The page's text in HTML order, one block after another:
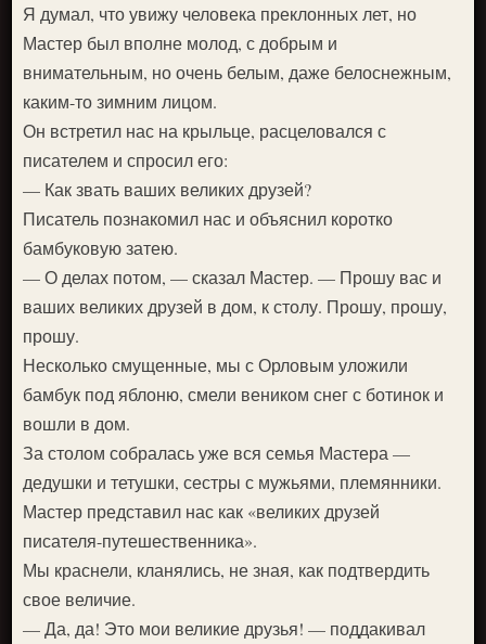
Я думал, что увижу человека преклонных лет, но
Мастер был вполне молод, с добрым и
внимательным, но очень белым, даже белоснежным,
каким-то зимним лицом.
Он встретил нас на крыльце, расцеловался с
писателем и спросил его:
— Как звать ваших великих друзей?
Писатель познакомил нас и объяснил коротко
бамбуковую затею.
— О делах потом, — сказал Мастер. — Прошу вас и
ваших великих друзей в дом, к столу. Прошу, прошу,
прошу.
Несколько смущенные, мы с Орловым уложили
бамбук под яблоню, смели веником снег с ботинок и
вошли в дом.
За столом собралась уже вся семья Мастера —
дедушки и тетушки, сестры с мужьями, племянники.
Мастер представил нас как «великих друзей
писателя-путешественника».
Мы краснели, кланялись, не зная, как подтвердить
свое величие.
— Да, да! Это мои великие друзья! — поддакивал